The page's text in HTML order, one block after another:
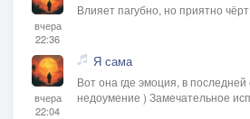
вчера
22:36
Влияет пагубно, но приятно
вчера
22:04
Я сама
Вот она где эмоция, в последней
недоумение ) Замечательное